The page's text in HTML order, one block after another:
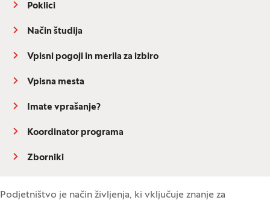
Poklici
Način študija
Vpisni pogoji in merila za izbiro
Vpisna mesta
Imate vprašanje?
Koordinator programa
Zborniki
Podjetništvo je način življenja, ki vključuje znanje za